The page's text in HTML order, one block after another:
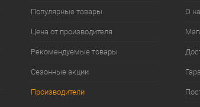
Популярные товары
Цена от производителя
Рекомендуемые товары
Сезонные акции
Производители
О